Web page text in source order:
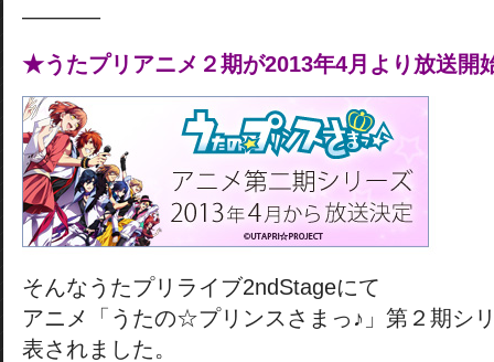
———–
★うたプリアニメ２期が2013年4月より放送開
そんなうたプリライブ2ndStageにて
アニメ「うたの☆プリンスさまっ♪」第２期シ
表されました。